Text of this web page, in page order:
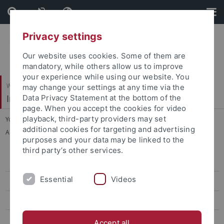
Skip
to
content
Skip
to
footer
Wirtschafts- und Sozialwissenschaftliche Fakultät
Institut für Erziehungswissenschaft
You are here: Startseite
...
Abgeschlossene Forschungsprojekte
Forschungsprojekte
Abgeschlossene Forschungsprojekte
Privacy settings
Our website uses cookies. Some of them are
mandatory, while others allow us to improve
your experience while using our website. You
may change your settings at any time via the
Data Privacy Statement at the bottom of the
page. When you accept the cookies for video
playback, third-party providers may set
additional cookies for targeting and advertising
purposes and your data may be linked to the
third party’s other services.
Essential Videos